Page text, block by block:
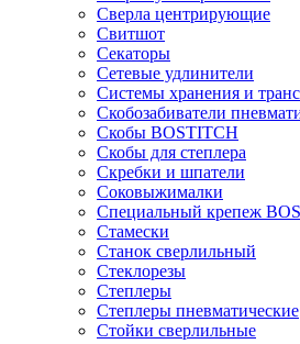
Сверла центрирующие
Свитшот
Секаторы
Сетевые удлинители
Системы хранения и
Скобозабиватели
Скобы BOSTITCH
Скобы для степлера
Скребки и шпатели
Соковыжималки
Специальный крепеж
Стамески
Станок сверлильный
Стеклорезы
Степлеры
Степлеры пневматические
Стойки сверлильные